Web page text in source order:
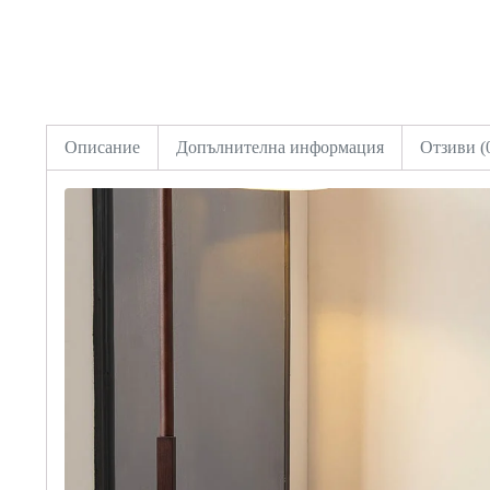
Описание Допълнителна информация Отзиви